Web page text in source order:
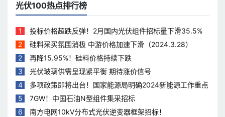
光伏100热点排行榜
1
投标价格超跌反弹！2月国内光伏组件招标量下滑35.5%
2
硅料采买氛围消极 中游价格加速下滑（2024.3.28）
2
再降15.95%！硅料价格持续下跌
3
光伏玻璃供需呈现紧平衡 期待涨价信号
4
多项政策即将出台！国家能源局明确2024新能源工作重点
5
7GW！中国石油N型组件集采招标
6
南方电网10kV分布式光伏逆变器框架招标！